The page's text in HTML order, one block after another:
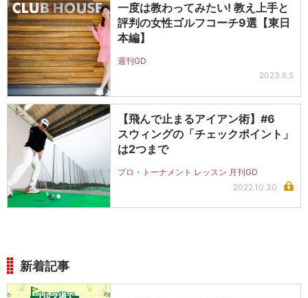
一度は教わってみたい! 教え上手と
評判の女性ゴルフコーチ9選【東日
本編】
週刊GD
2023.6.5
【飛んで止まるアイアン術】#6
スウィングの「チェックポイント」
は2つまで
プロ・トーナメント レッスン 月刊GD
2022.10.30
新着記事